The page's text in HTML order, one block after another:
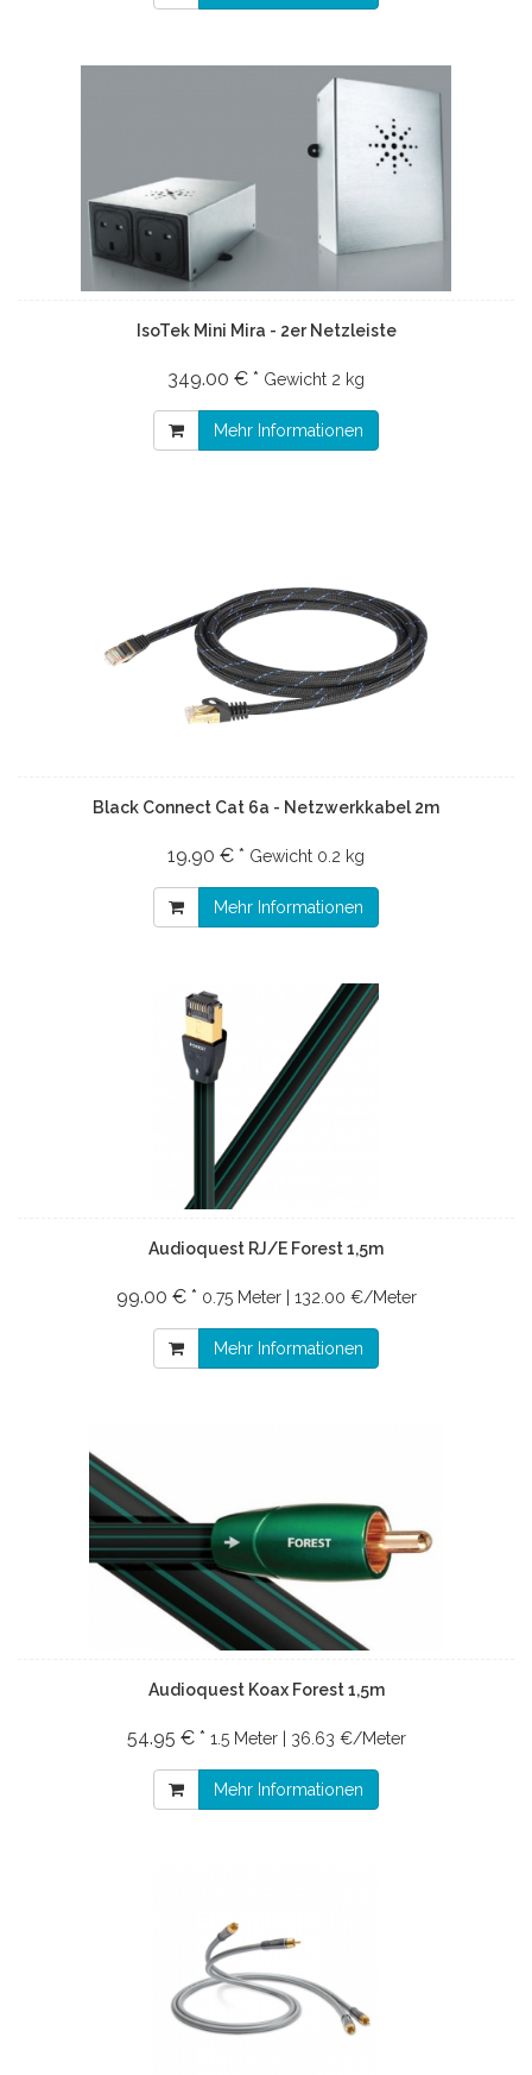
IsoTek Mini Mira - 2er Netzleiste
349.00 € * Gewicht 2 kg
Mehr Informationen
Black Connect Cat 6a - Netzwerkkabel 2m
19.90 € * Gewicht 0.2 kg
Mehr Informationen
Audioquest RJ/E Forest 1,5m
99.00 € * 0.75 Meter | 132.00 €/Meter
Mehr Informationen
Audioquest Koax Forest 1,5m
54.95 € * 1.5 Meter | 36.63 €/Meter
Mehr Informationen